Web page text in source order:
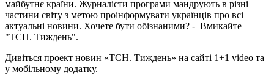
майбутнє країни. Журналісти програми мандрують в різні
частини світу з метою проінформувати українців про всі
актуальні новини. Хочете бути обізнаними? - Вмикайте
"ТСН. Тиждень".
Дивіться проект новин «ТСН. Тиждень» на сайті 1+1 video та
у мобільному додатку.